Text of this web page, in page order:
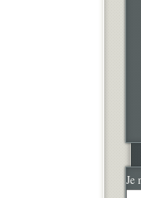
Je